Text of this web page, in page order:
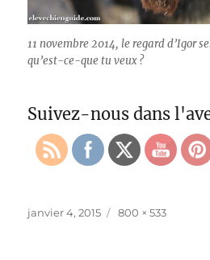
11 novembre 2014, le regard d’Igor
qu’est-ce-que tu veux ?
Suivez-nous dans
Publié
janvier 4, 2015
Taille
800 × 533